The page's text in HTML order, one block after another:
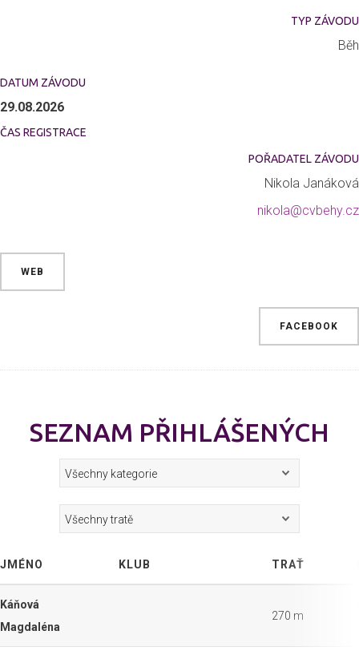
TYP ZÁVODU
Běh
DATUM ZÁVODU
29.08.2026
ČAS REGISTRACE
POŘADATEL ZÁVODU
Nikola Janáková
nikola@cvbehy.cz
WEB
FACEBOOK
SEZNAM PŘIHLÁŠENÝCH
JMÉNO KLUB TRAŤ
Káňová
Magdaléna
270 m